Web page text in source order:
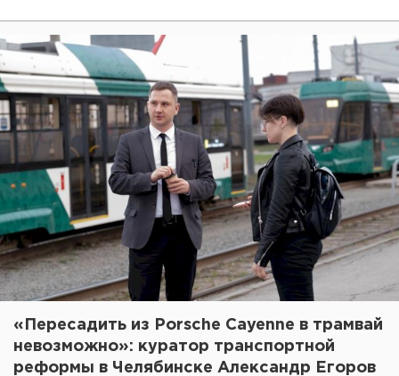
«Пересадить из Porsche Cayenne в трамвай
невозможно»: куратор транспортной
реформы в Челябинске Александр Егоров